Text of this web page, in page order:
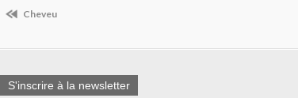
Cheveu
S'inscrire à la newsletter